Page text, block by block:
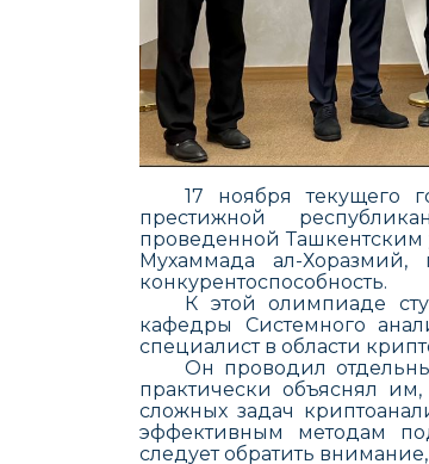
17 ноябрятекущего
престижной
проведенной
Мухаммада ал-Хоразмий,
конкурентоспособность.
К этой олимпиаде
кафедры Системного
специалист в области
Он проводил
практически объяснял
сложных задач
эффективным методам
следует обратить